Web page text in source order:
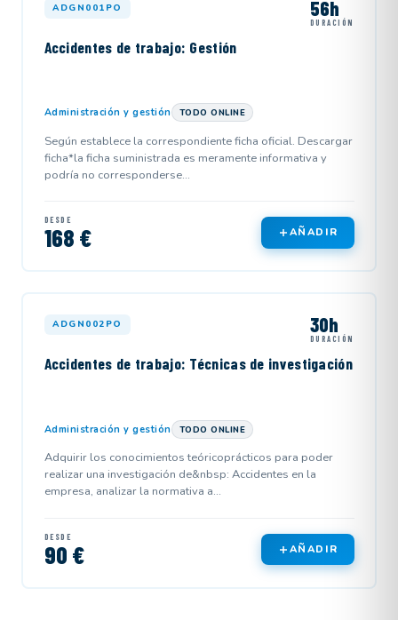
ADGN001PO 56h
DURACIÓN
Accidentes de trabajo: Gestión
Administración y gestión TODO ONLINE
Según establece la correspondiente ficha oficial. Descargar
ficha*la ficha suministrada es meramente informativa y
podría no corresponderse...
DESDE
168 € AÑADIR
ADGN002PO 30h
DURACIÓN
Accidentes de trabajo: Técnicas de investigación
Administración y gestión TODO ONLINE
Adquirir los conocimientos teóricoprácticos para poder
realizar una investigación de&nbsp: Accidentes en la
empresa, analizar la normativa a...
DESDE
90 € AÑADIR